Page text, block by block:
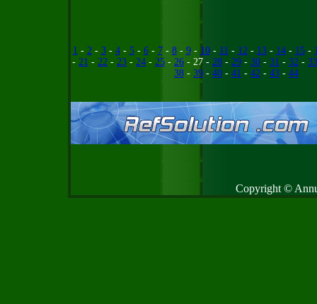
1 - 2- 3- 4- 5- 6- 7- 8- 9- 10- 11 - 12- 13- 14- 15-
- 21 - 22 - 23 - 24 - 25 - 26 - 27 - 28 - 29 - 30 - 31 - 32 - 33
38 - 39 - 40 - 41 - 42 - 43 - 44
Copyright ©